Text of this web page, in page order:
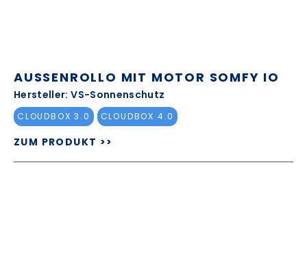
AUSSENROLLO MIT MOTOR SOMFY IO
Hersteller: VS-Sonnenschutz
CLOUDBOX 3.0 CLOUDBOX 4.0
ZUM PRODUKT >>